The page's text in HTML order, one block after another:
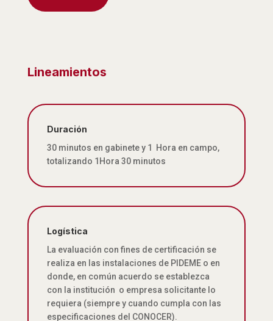
Lineamientos
Duración
30 minutos en gabinete y 1 Hora en campo,
totalizando 1Hora 30 minutos
Logística
La evaluación con fines de certificación se
realiza en las instalaciones de PIDEME o en
donde, en común acuerdo se establezca
con la institución o empresa solicitante lo
requiera (siempre y cuando cumpla con las
especificaciones del CONOCER).